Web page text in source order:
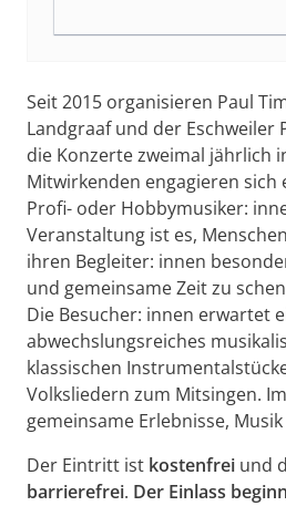
Seit 2015 organisieren Paul
Landgraaf und der Eschweiler
die Konzerte zweimal jährlich
Mitwirkenden engagieren sich
Profi- oder Hobbymusiker:
Veranstaltung ist es,
ihren Begleiter: innen
und gemeinsame Zeit zu
Die Besucher: innen erwartet
abwechslungsreiches
klassischen
Volksliedern zum Mitsingen.
gemeinsame Erlebnisse,
Der Eintritt ist kostenfrei und
barrierefrei. Der Einlass